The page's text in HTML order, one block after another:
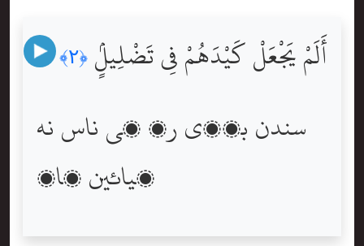
أَلَمْ يَجْعَلْ كَيْدَهُمْ فِى تَضْلِيلٍۢ ﴿٢﴾
سندن بڇڙي رٿ کي ناس نه
ڪيائين ڇا؟